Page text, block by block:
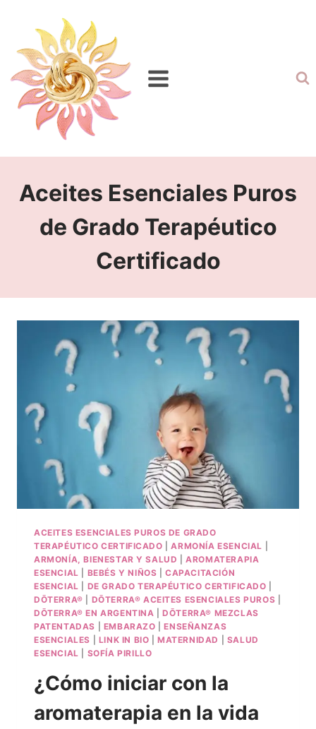
Aceites Esenciales Puros
de Grado Terapéutico
Certificado
ACEITES ESENCIALES PUROS DE GRADO
TERAPÉUTICO CERTIFICADO |ARMONÍA ESENCIAL
ARMONÍA, BIENESTAR Y SALUD |AROMATERAPIA
ESENCIAL
BEBÉS Y NIÑOS |CAPACITACIÓN
ESENCIAL
DE GRADO TERAPÉUTICO CERTIFICADO
DŌTERRA®
DŌTERRA® ACEITES ESENCIALES PUROS
DŌTERRA® EN ARGENTINA |DŌTERRA® MEZCLAS
PATENTADAS
EMBARAZO |ENSEÑANZAS
ESENCIALES
LINK IN BIO |MATERNIDAD
SALUD
ESENCIAL
SOFÍA PIRILLO
¿Cómo iniciar con la
aromaterapia en la vida